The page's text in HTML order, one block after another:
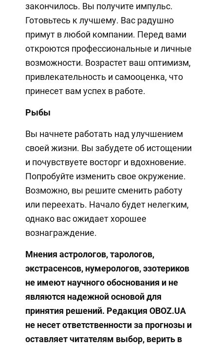
закончилось. Вы получите импульс.
Готовьтесь к лучшему. Вас радушно
примут в любой компании. Перед вами
откроются профессиональные и личные
возможности. Возрастет ваш оптимизм,
привлекательность и самооценка, что
принесет вам успех в работе.
Рыбы
Вы начнете работать над улучшением
своей жизни. Вы забудете об истощении
и почувствуете восторг и вдохновение.
Попробуйте изменить свое окружение.
Возможно, вы решите сменить работу
или переехать. Начало будет нелегким,
однако вас ожидает хорошее
вознаграждение.
Мнения астрологов, тарологов,
экстрасенсов, нумерологов, эзотериков
не имеют научного обоснования и не
являются надежной основой для
принятия решений. Редакция OBOZ.UA
не несет ответственности за прогнозы и
оставляет читателям выбор, верить в